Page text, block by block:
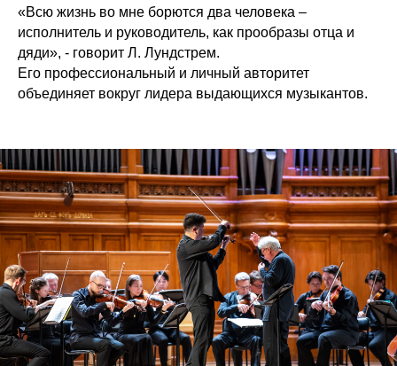
«Всю жизнь во мне борются два человека –
исполнитель и руководитель, как прообразы отца и
дяди», - говорит Л. Лундстрем.
Его профессиональный и личный авторитет
объединяет вокруг лидера выдающихся музыкантов.